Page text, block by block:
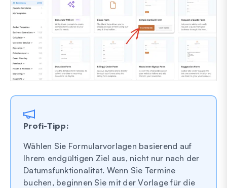
Profi-Tipp:
Wählen Sie Formularvorlagen basierend auf
Ihrem endgültigen Ziel aus, nicht nur nach der
Datumsfunktionalität. Wenn Sie Termine
buchen, beginnen Sie mit der Vorlage für die